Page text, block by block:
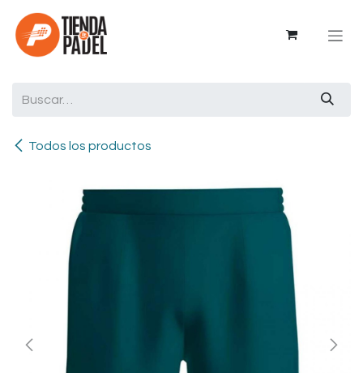
Ir al contenido
Todos los productos